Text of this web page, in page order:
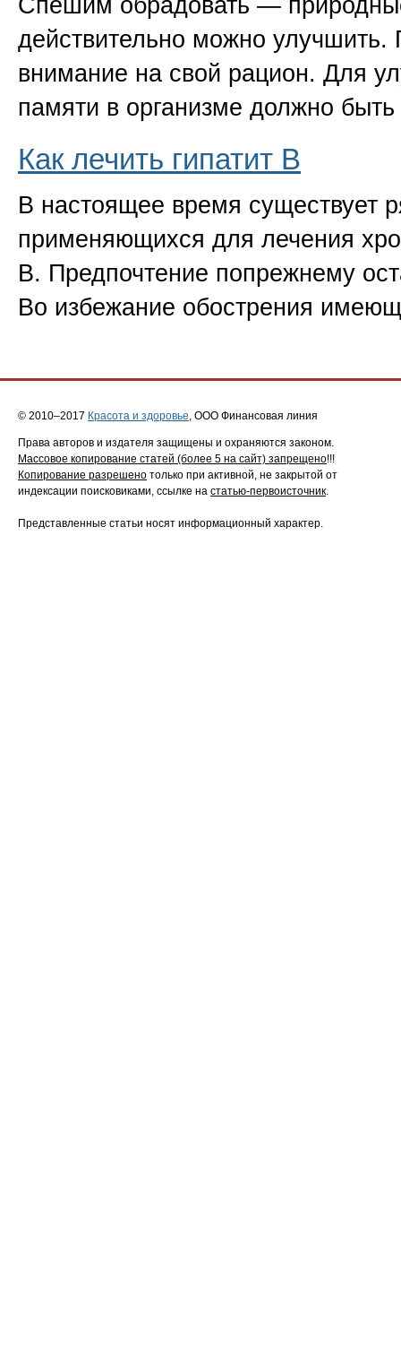
Спешим обрадовать —
действительно можно улучшить.
внимание на свой рацион. Для
памяти в организме должно
Как лечить гипатит B
В настоящее время существует
применяющихся для лечения
В. Предпочтение попрежнему
Во избежание обострения
© 2010–2017 Красота и здоровье, ООО Финансовая линия
Права авторов и издателя защищены и охраняются законом.
Массовое копирование статей (более 5 на сайт) запрещено!!!
Копирование разрешено только при активной, не закрытой от
индексации поисковиками, ссылке на статью-первоисточник.
Представленные статьи носят информационный характер.